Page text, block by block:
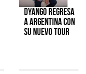
Dyango regresa
a Argentina con
su nuevo tour